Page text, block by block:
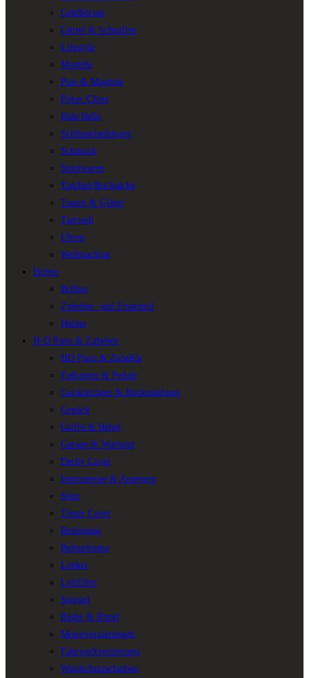
Geldbörsen
Gürtel & Schnallen
Lifestyle
Modelle
Pins & Magnete
Poker Chips
Ride Bells
Schlüsselanhänger
Schmuck
Spielwaren
Taschen/Rucksäcke
Tassen & Gläser
Tierwelt
Uhren
Weihnachten
Helme
Brillen
Zubehör- und Ersatzteil
Helme
H-D Parts & Zubehör
HD Parts & Zubehör
Fußrasten & Pedale
Gepäckträger & Rückenlehnen
Gepäck
Griffe & Hebel
Garage & Wartung
Derby Cover
Instrumente & Anzeigen
Sitze
Timer Cover
Reinigung
Beleuchtung
Lenker
Luftfilter
Spiegel
Räder & Ritzel
Motorverzierungen
Fahrwerkverzierung
Windschutzscheiben